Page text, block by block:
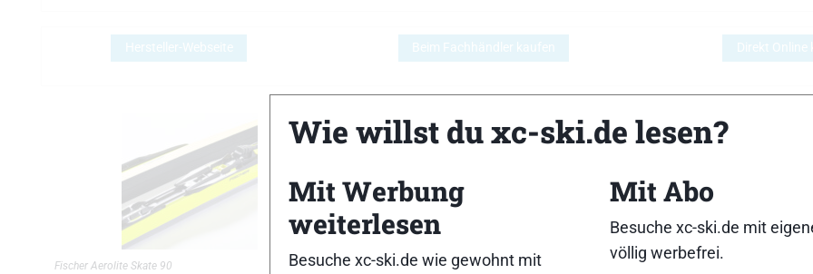
Hersteller-Webseite Beim Fachhändler kaufen Direkt Online
Fischer Aerolite Skate 90 Fischer Aerolite Skate 90
Wie willst du xc-ski.de lesen?
Mit Werbung
weiterlesen
Besuche xc-ski.de wie gewohnt mit
Mit Abo
Besuche xc-ski.de mit
völlig werbefrei.